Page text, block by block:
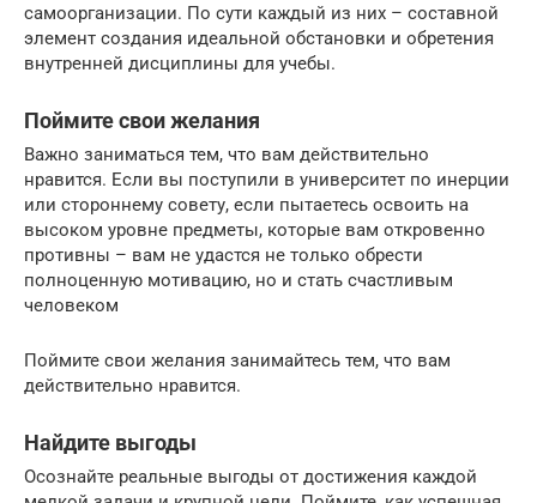
самоорганизации. По сути каждый из них – составной
элемент создания идеальной обстановки и обретения
внутренней дисциплины для учебы.
Поймите свои желания
Важно заниматься тем, что вам действительно
нравится. Если вы поступили в университет по инерции
или стороннему совету, если пытаетесь освоить на
высоком уровне предметы, которые вам откровенно
противны – вам не удастся не только обрести
полноценную мотивацию, но и стать счастливым
человеком
Поймите свои желания занимайтесь тем, что вам
действительно нравится.
Найдите выгоды
Осознайте реальные выгоды от достижения каждой